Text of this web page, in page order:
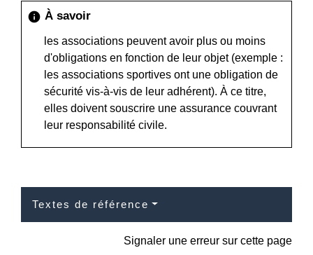
info À savoir
les associations peuvent avoir plus ou moins
d'obligations en fonction de leur objet (exemple :
les associations sportives ont une obligation de
sécurité vis-à-vis de leur adhérent). À ce titre,
elles doivent souscrire une assurance couvrant
leur responsabilité civile.
Textes de référence
Signaler une erreur sur cette page